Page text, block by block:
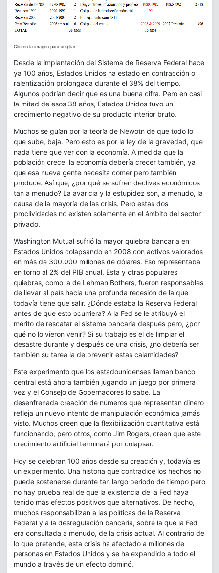
Clic en la imagen para ampliar
Desde la implantación del Sistema de Reserva Federal hace
ya 100 años, Estados Unidos ha estado en contracción o
ralentización prolongada durante el 38% del tiempo.
Algunos podrían decir que es una buena cifra. Pero en casi
la mitad de esos 38 años, Estados Unidos tuvo un
crecimiento negativo de su producto interior bruto.
Muchos se guían por la teoría de Newotn de que todo lo
que sube, baja. Pero esto es por la ley de la gravedad, que
nada tiene que ver con la economía. A medida que la
población crece, la economía debería crecer también, ya
que esa nueva gente necesita comer pero también
produce. Así que, ¿por qué se sufren declives económicos
tan a menudo? La avaricia y la estupidez son, a menudo, la
causa de la mayoría de las crisis. Pero estas dos
proclividades no existen solamente en el ámbito del sector
privado.
Washington Mutual sufrió la mayor quiebra bancaria en
Estados Unidos colapsando en 2008 con activos valorados
en más de 300.000 millones de dólares. Eso representaba
en torno al 2% del PIB anual. Esta y otras populares
quiebras, como la de Lehman Bothers, fueron responsables
de llevar al país hacia una profunda recesión de la que
todavía tiene que salir. ¿Dónde estaba la Reserva Federal
antes de que esto ocurriera? A la Fed se le atribuyó el
mérito de rescatar el sistema bancaria después pero, ¿por
qué no lo vieron venir? Si su trabajo es el de limpiar el
desastre durante y después de una crisis, ¿no debería ser
también su tarea la de prevenir estas calamidades?
Este experimento que los estadounidenses llaman banco
central está ahora también jugando un juego por primera
vez y el Consejo de Gobernadores lo sabe. La
desenfrenada creación de números que representan dinero
refleja un nuevo intento de manipulación económica jamás
visto. Muchos creen que la flexibilización cuantitativa está
funcionando, pero otros, como Jim Rogers, creen que este
crecimiento artificial terminará por colapsar.
Hoy se celebran 100 años desde su creación y, todavía es
un experimento. Una historia que contradice los hechos no
puede sostenerse durante tan largo periodo de tiempo pero
no hay prueba real de que la existencia de la Fed haya
tenido más efectos positivos que alternativos. De hecho,
muchos responsabilizan a las políticas de la Reserva
Federal y a la desregulación bancaria, sobre la que la Fed
era consultada a menudo, de la crisis actual. Al contrario de
lo que pretende, esta crisis ha afectado a millones de
personas en Estados Unidos y se ha expandido a todo el
mundo a través de un efecto dominó.